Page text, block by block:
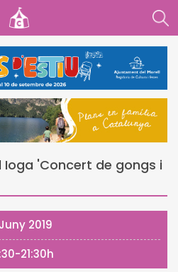
'Concert de gongs i
2019
21:30h